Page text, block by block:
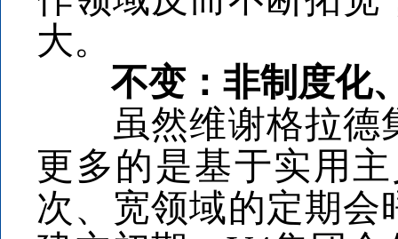
大。
不变：非制度化
虽然维谢格拉德集
更多的是基于实用
次、宽领域的定期会